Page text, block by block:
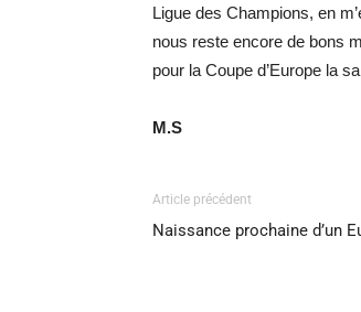
Ligue des Champions, en
nous reste encore de bons
pour la Coupe d’Europe la
M.S
Article précédent
Naissance prochaine d’un